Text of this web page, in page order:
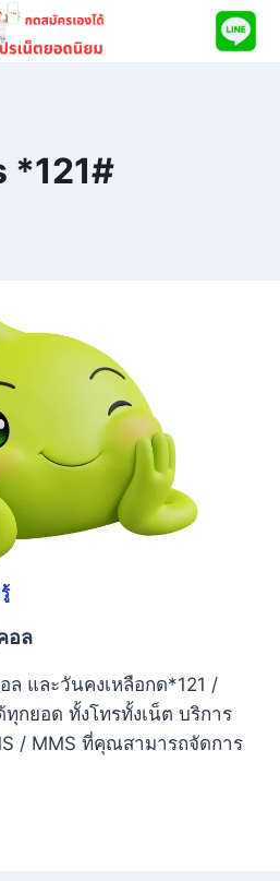
*121#
อล
ล และวันคงเหลือกด*121 /
ทุกยอด ทั้งโทรทั้งเน็ต บริการ
/ MMS ที่คุณสามารถจัดการ